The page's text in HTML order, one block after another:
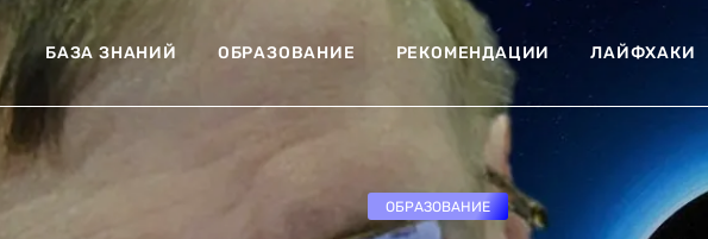
БАЗА ЗНАНИЙ ОБРАЗОВАНИЕ РЕКОМЕНДАЦИИ ЛАЙФХАКИ
ОБРАЗОВАНИЕ